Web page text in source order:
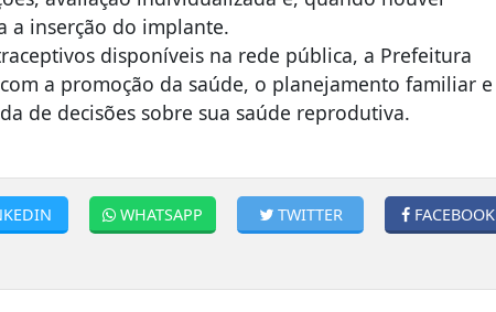
a inserção do implante.
disponíveis na rede pública, a Prefeitura
a promoção da saúde, o planejamento familiar e
de decisões sobre sua saúde reprodutiva.
FACEBOOK
TWITTER
WHATSAPP